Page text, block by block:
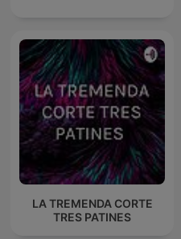
LA TREMENDA CORTE
TRES PATINES